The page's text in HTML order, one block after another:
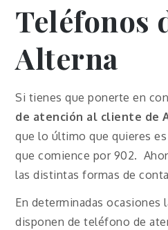
Teléfonos
Alterna
Si tienes que ponerte en
de atención al cliente de
que lo último que quieres
que comience por 902.
las distintas formas de
En determinadas ocasiones
disponen de teléfono de